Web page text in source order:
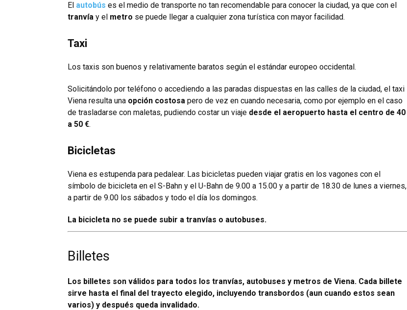
El autobús es el medio de transporte no tan recomendable para conocer la ciudad, ya que con el
tranvía y el metro se puede llegar a cualquier zona turística con mayor facilidad.
Taxi
Los taxis son buenos y relativamente baratos según el estándar europeo occidental.
Solicitándolo por teléfono o accediendo a las paradas dispuestas en las calles de la ciudad, el taxi
Viena resulta una opción costosa pero de vez en cuando necesaria, como por ejemplo en el caso
de trasladarse con maletas, pudiendo costar un viaje desde el aeropuerto hasta el centro de 40
a 50 €.
Bicicletas
Viena es estupenda para pedalear. Las bicicletas pueden viajar gratis en los vagones con el
símbolo de bicicleta en el S-Bahn y el U-Bahn de 9.00 a 15.00 y a partir de 18.30 de lunes a viernes,
a partir de 9.00 los sábados y todo el día los domingos.
La bicicleta no se puede subir a tranvías o autobuses.
Billetes
Los billetes son válidos para todos los tranvías, autobuses y metros de Viena. Cada billete
sirve hasta el final del trayecto elegido, incluyendo transbordos (aun cuando estos sean
varios) y después queda invalidado.